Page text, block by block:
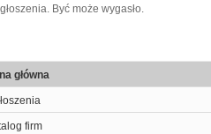
Być może wygasło.
główna
firm